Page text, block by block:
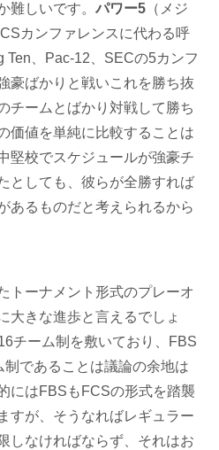
難しいです。 パワー5 （メジ
カンファレンスに代わる呼
Ten、Pac-12、SECの5カンフ
豪ばかりと戦いこれを勝ち抜
チームとばかり対戦して勝ち
価値を単純に比較することは
堅校でスケジュールが強豪チ
としても、彼らが全勝すれば
あるものだと考えられるから
トーナメント形式のプレーオ
大きな進歩と言えるでしょ
チーム制を敷いており、FBS
であることは議論の余地は
にはFBSもFCSの形式を踏襲
すが、そうなればレギュラー
しなければならず、それはお